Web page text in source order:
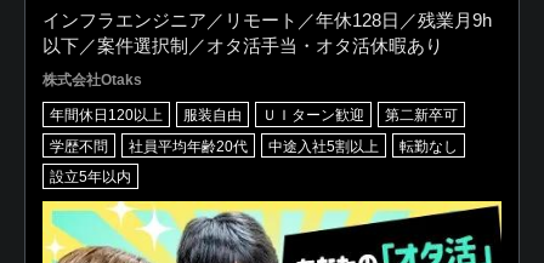
インフラエンジニア／リモート／年休128日／残業月9h
以下／案件選択制／オタ活手当・オタ活休暇あり
株式会社Otaks
年間休日120以上 服装自由 ＵＩターン歓迎
第二新卒可
学歴不問
社員平均年齢20代 中途入社5割以上
転勤なし
設立5年以内